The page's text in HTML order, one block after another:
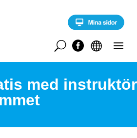


U
med instruktör